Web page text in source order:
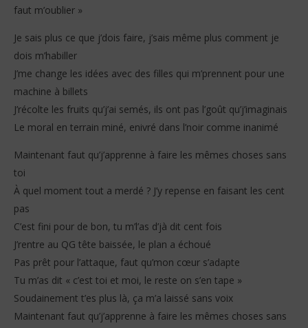
faut m’oublier »
Je sais plus ce que j’dois faire, j’sais même plus comment je
dois m’habiller
J’me change les idées avec des filles qui m’prennent pour une
machine à billets
J’récolte les fruits qu’j’ai semés, ils ont pas l’goût qu’j’imaginais
Le moral en terrain miné, enivré dans l’noir comme inanimé
Maintenant faut qu’j’apprenne à faire les mêmes choses sans
toi
À quel moment tout a merdé ? J’y repense en faisant les cent
pas
C’est fini pour de bon, tu m’l’as d’jà dit cent fois
J’rentre au QG tête baissée, le plan a échoué
Pas prêt pour l’attaque, faut qu’mon cœur s’adapte
Tu m’as dit « c’est toi et moi, le reste on s’en tape »
Soudainement t’es plus là, ça m’a laissé sans voix
Maintenant faut qu’j’apprenne à faire les mêmes choses sans